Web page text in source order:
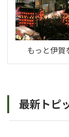
もっと伊賀
最新トピ